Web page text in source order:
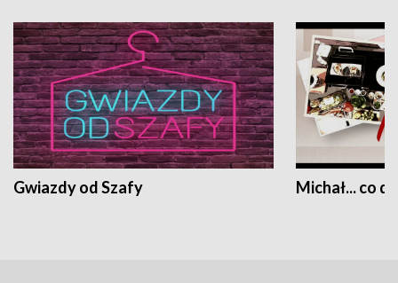
Gwiazdy od Szafy Michał... co